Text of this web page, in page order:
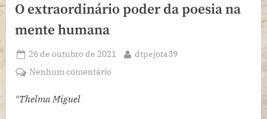
O extraordinário poder da poesia na
mente humana
Posted
on
26 de outubro de 2021 By
dtpejota39
Nenhum comentário
*Thelma Miguel